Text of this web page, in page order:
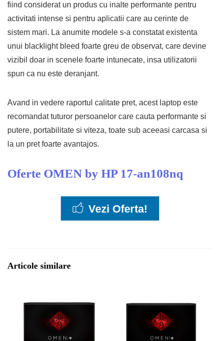
fiind considerat un produs cu inalte performante pentru
activitati intense si pentru aplicatii care au cerinte de
sistem mari. La anumite modele s-a constatat existenta
unui blacklight bleed foarte greu de observat, care devine
vizibil doar in scenele foarte intunecate, insa utilizatorii
spun ca nu este deranjant.
Avand in vedere raportul calitate pret, acest laptop este
recomandat tuturor persoanelor care cauta performante si
putere, portabilitate si viteza, toate sub aceeasi carcasa si
la un pret foarte avantajos.
Oferte OMEN by HP 17-an108nq
Vezi Oferta!
Articole similare